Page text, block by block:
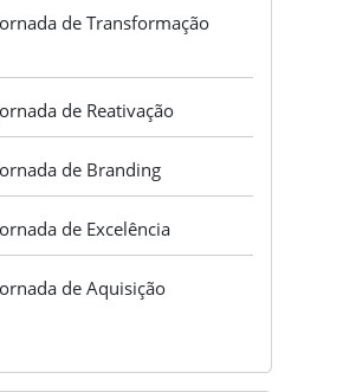
de Transformação
de Reativação
de Branding
de Excelência
de Aquisição